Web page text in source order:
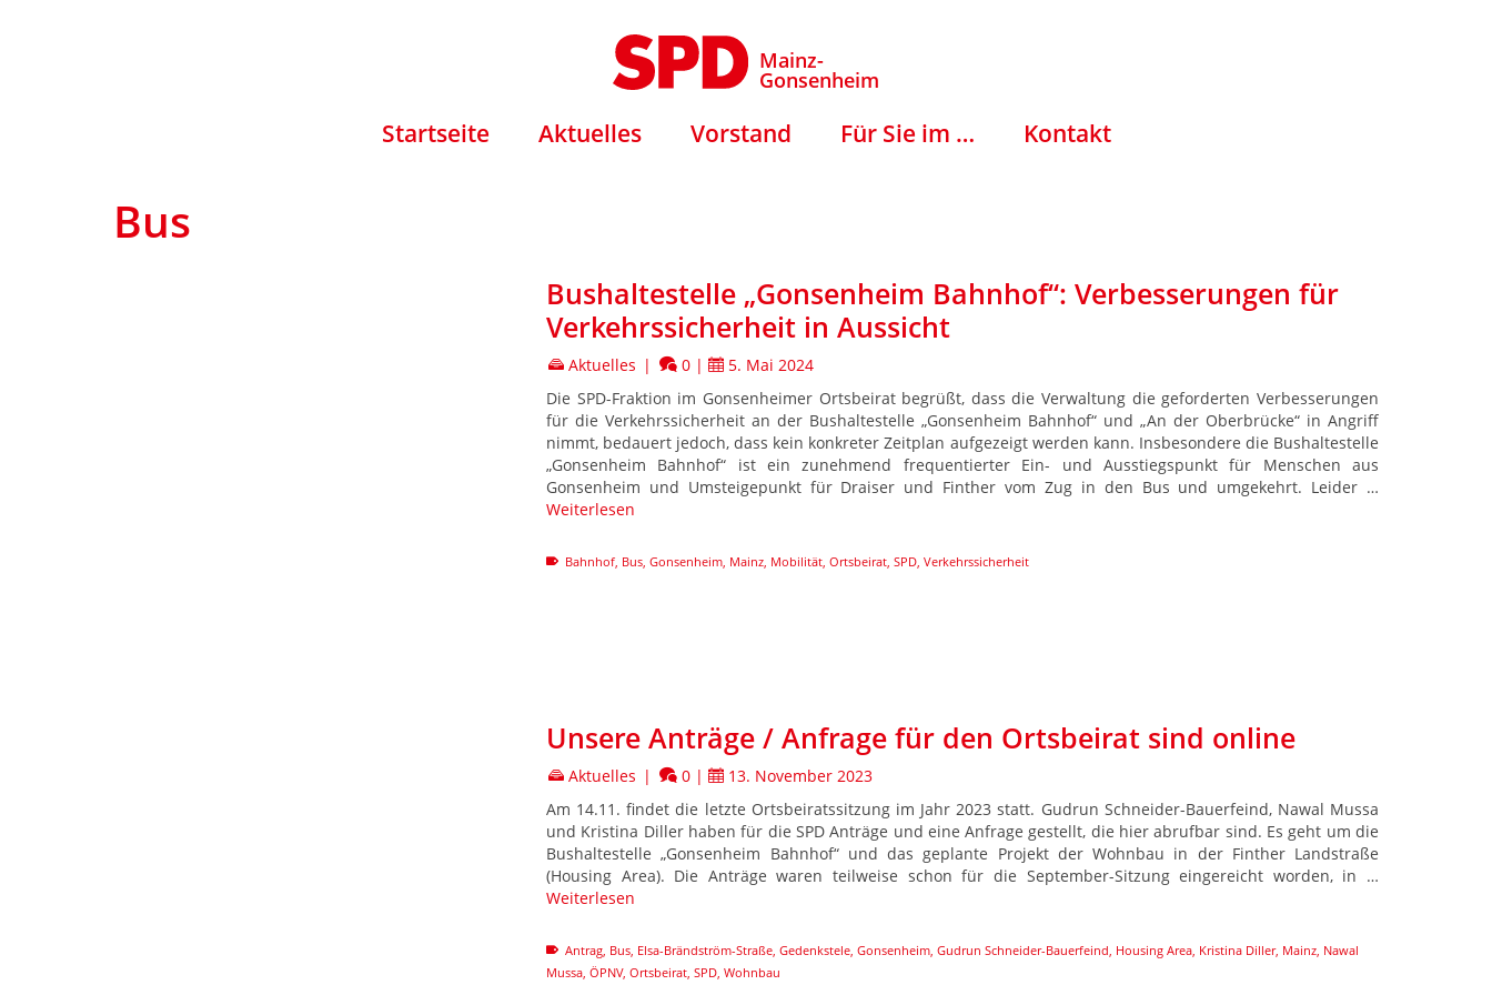
Mainz-
Gonsenheim
Startseite Aktuelles Vorstand Für Sie im … Kontakt
Bus
Bushaltestelle „Gonsenheim Bahnhof“: Verbesserungen für
Verkehrssicherheit in Aussicht
Aktuelles | 0 |
5. Mai 2024
Die SPD-Fraktion im Gonsenheimer Ortsbeirat begrüßt, dass die Verwaltung die geforderten Verbesserungen
für die Verkehrssicherheit an der Bushaltestelle „Gonsenheim Bahnhof“ und „An der Oberbrücke“ in Angriff
nimmt, bedauert jedoch, dass kein konkreter Zeitplan aufgezeigt werden kann. Insbesondere die Bushaltestelle
„Gonsenheim Bahnhof“ ist ein zunehmend frequentierter Ein- und Ausstiegspunkt für Menschen aus
Gonsenheim und Umsteigepunkt für Draiser und Finther vom Zug in den Bus und umgekehrt. Leider …
Weiterlesen
Bahnhof Bus Gonsenheim Mainz Mobilität Ortsbeirat SPD Verkehrssicherheit
Unsere Anträge / Anfrage für den Ortsbeirat sind online
Aktuelles | 0 |
13. November 2023
Am 14.11. findet die letzte Ortsbeiratssitzung im Jahr 2023 statt. Gudrun Schneider-Bauerfeind, Nawal Mussa
und Kristina Diller haben für die SPD Anträge und eine Anfrage gestellt, die hier abrufbar sind. Es geht um die
Bushaltestelle „Gonsenheim Bahnhof“ und das geplante Projekt der Wohnbau in der Finther Landstraße
(Housing Area). Die Anträge waren teilweise schon für die September-Sitzung eingereicht worden, in …
Weiterlesen
Antrag Bus Elsa-Brändström-Straße Gedenkstele Gonsenheim Gudrun Schneider-Bauerfeind Housing Area Kristina Diller, Mainz Nawal
Mussa ÖPNV, Ortsbeirat SPD Wohnbau